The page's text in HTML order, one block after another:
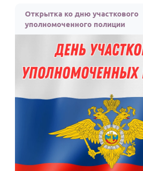
Открытка ко дню участкового
уполномоченного полиции